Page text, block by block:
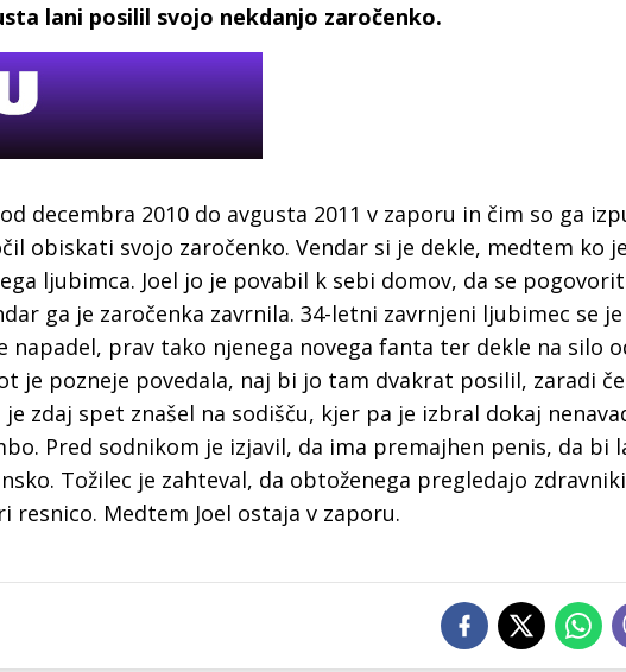
lani posilil svojo nekdanjo zaročenko.
decembra 2010 do avgusta 2011 v zaporu in čim so ga
obiskati svojo zaročenko. Vendar si je dekle, medtem ko
ljubimca. Joel jo je povabil k sebi domov, da se
ga je zaročenka zavrnila. 34-letni zavrnjeni ljubimec se
napadel, prav tako njenega novega fanta ter dekle na silo
je pozneje povedala, naj bi jo tam dvakrat posilil, zaradi
je zdaj spet znašel na sodišču, kjer pa je izbral dokaj
Pred sodnikom je izjavil, da ima premajhen penis, da bi
Tožilec je zahteval, da obtoženega pregledajo
resnico. Medtem Joel ostaja v zaporu.